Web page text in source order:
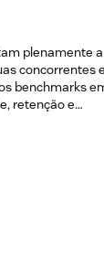
plenamente
concorrentes e
benchmarks
retenção e